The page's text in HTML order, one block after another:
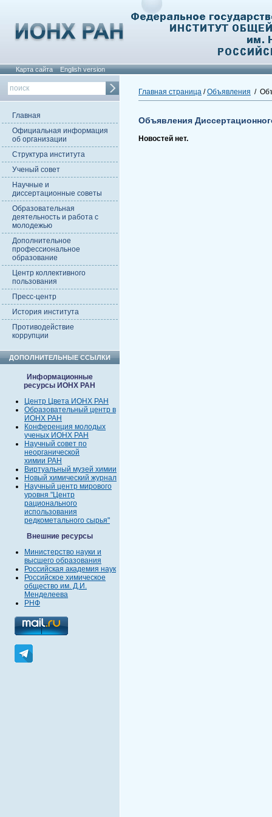
Карта сайта English version
Главная
Официальная информация
об организации
Структура института
Ученый совет
Научные и
диссертационные советы
Образовательная
деятельность и работа с
молодежью
Дополнительное
профессиональное
образование
Центр коллективного
пользования
Пресс-центр
История института
Противодействие
коррупции
ДОПОЛНИТЕЛЬНЫЕ ССЫЛКИ
Информационные
ресурсы ИОНХ РАН
Центр Цвета ИОНХ РАН
Образовательный центр в
ИОНХ РАН
Конференция молодых
ученых ИОНХ РАН
Научный совет по
неорганической
химии РАН
Виртуальный музей химии
Новый химический журнал
Научный центр мирового
уровня "Центр
рационального
использования
редкометального сырья"
Внешние ресурсы
Министерство науки и
высшего образования
Российская академия наук
Российское химическое
общество им. Д.И.
Менделеева
РНФ
Главная страница /Объявления /
Объявления
Новостей нет.